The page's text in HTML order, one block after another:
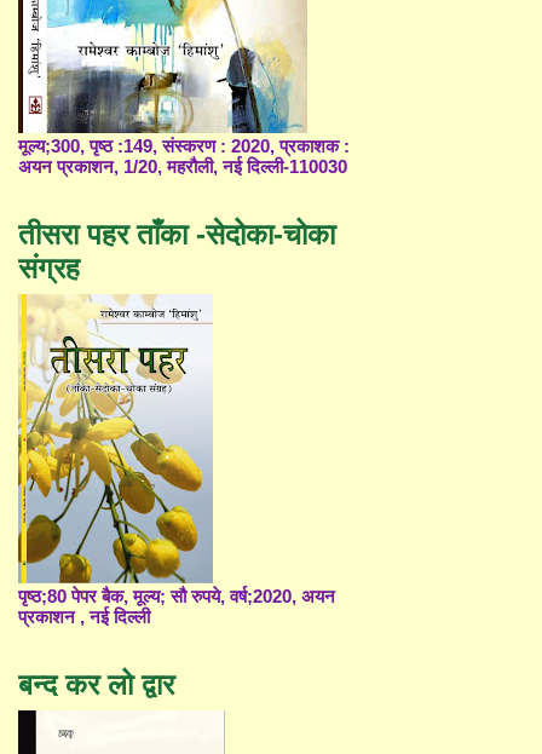
मूल्य;300, पृष्ठ :149, संस्करण : 2020, प्रकाशक :
अयन प्रकाशन, 1/20, महरौली, नई दिल्ली-110030
तीसरा पहर ताँका -सेदोका-चोका
संग्रह
पृष्ठ;80 पेपर बैक, मूल्य; सौ रुपये, वर्ष;2020, अयन
प्रकाशन , नई दिल्ली
बन्द कर लो द्वार